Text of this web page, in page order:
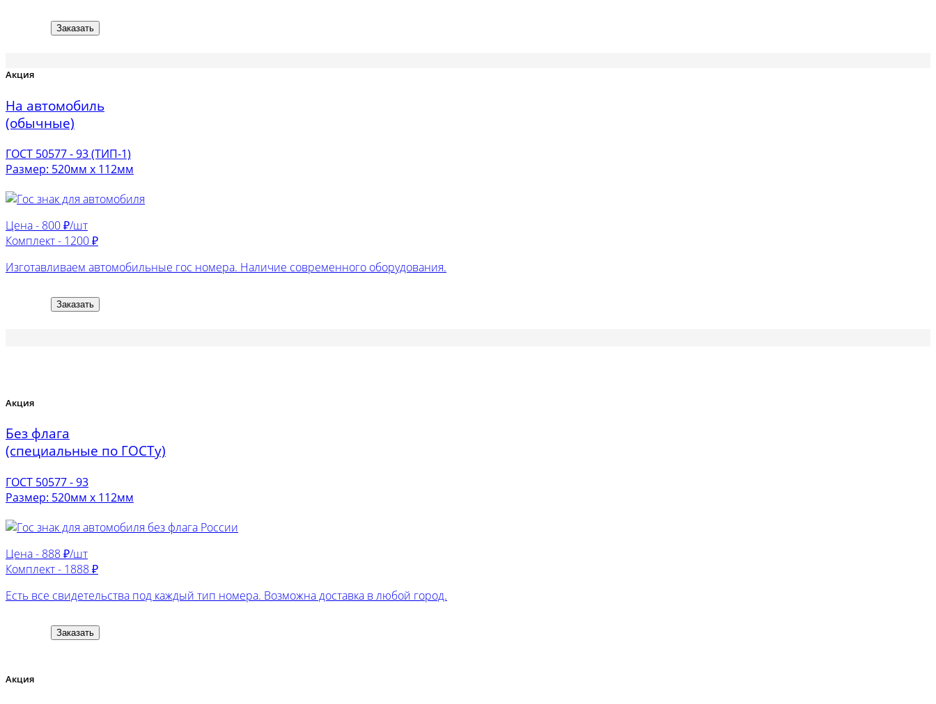
Заказать
Акция
На автомобиль
(обычные)
ГОСТ 50577 - 93 (ТИП-1)
Размер: 520мм х 112мм
Цена - 800 ₽/шт
Комплект - 1200 ₽
Изготавливаем автомобильные гос номера. Наличие современного оборудования.
Заказать
Акция
Без флага
(специальные по ГОСТу)
ГОСТ 50577 - 93
Размер: 520мм х 112мм
Цена - 888 ₽/шт
Комплект - 1888 ₽
Есть все свидетельства под каждый тип номера. Возможна доставка в любой город.
Заказать
Акция